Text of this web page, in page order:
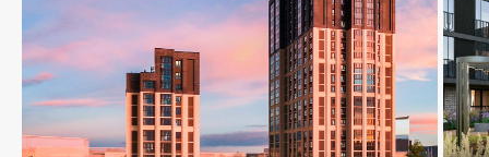
О компании
Каталог